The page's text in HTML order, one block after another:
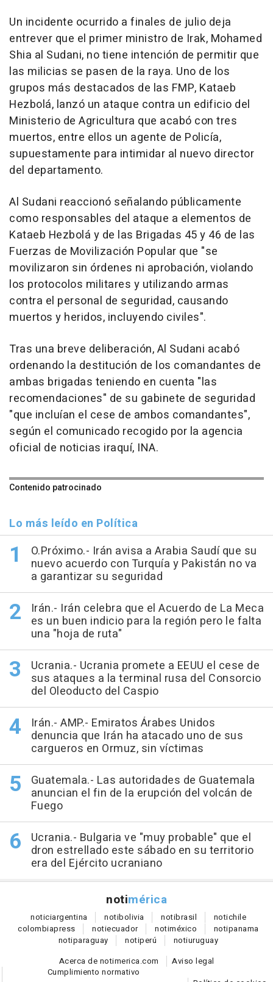
Un incidente ocurrido a finales de julio deja
entrever que el primer ministro de Irak, Mohamed
Shia al Sudani, no tiene intención de permitir que
las milicias se pasen de la raya. Uno de los
grupos más destacados de las FMP, Kataeb
Hezbolá, lanzó un ataque contra un edificio del
Ministerio de Agricultura que acabó con tres
muertos, entre ellos un agente de Policía,
supuestamente para intimidar al nuevo director
del departamento.
Al Sudani reaccionó señalando públicamente
como responsables del ataque a elementos de
Kataeb Hezbolá y de las Brigadas 45 y 46 de las
Fuerzas de Movilización Popular que "se
movilizaron sin órdenes ni aprobación, violando
los protocolos militares y utilizando armas
contra el personal de seguridad, causando
muertos y heridos, incluyendo civiles".
Tras una breve deliberación, Al Sudani acabó
ordenando la destitución de los comandantes de
ambas brigadas teniendo en cuenta "las
recomendaciones" de su gabinete de seguridad
"que incluían el cese de ambos comandantes",
según el comunicado recogido por la agencia
oficial de noticias iraquí, INA.
Contenido patrocinado
Lo más leído en Política
O.Próximo.- Irán avisa a Arabia Saudí que su
nuevo acuerdo con Turquía y Pakistán no va
a garantizar su seguridad
Irán.- Irán celebra que el Acuerdo de La Meca
es un buen indicio para la región pero le falta
una "hoja de ruta"
Ucrania.- Ucrania promete a EEUU el cese de
sus ataques a la terminal rusa del Consorcio
del Oleoducto del Caspio
Irán.- AMP.- Emiratos Árabes Unidos
denuncia que Irán ha atacado uno de sus
cargueros en Ormuz, sin víctimas
Guatemala.- Las autoridades de Guatemala
anuncian el fin de la erupción del volcán de
Fuego
Ucrania.- Bulgaria ve "muy probable" que el
dron estrellado este sábado en su territorio
era del Ejército ucraniano
notimérica
noticiargentina notibolivia notibrasil notichile
colombiapress notiecuador notiméxico notipanama
notiparaguay notiperú notiuruguay
Acerca de notimerica.com
Aviso legal
Cumplimiento normativo